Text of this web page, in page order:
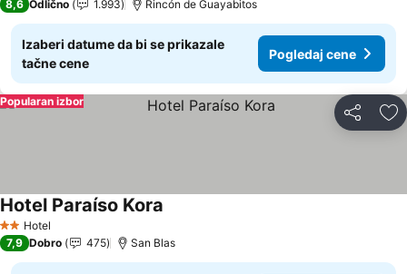
8,6 Odlično 1.993 Rincón de Guayabitos
Izaberi datume da bi se prikazale
tačne cene
Pogledaj cene
Deli
Popularan izbor
2 Zvezdice
Hotel
Hotel Paraíso Kora
7,9 Dobro 475 San Blas